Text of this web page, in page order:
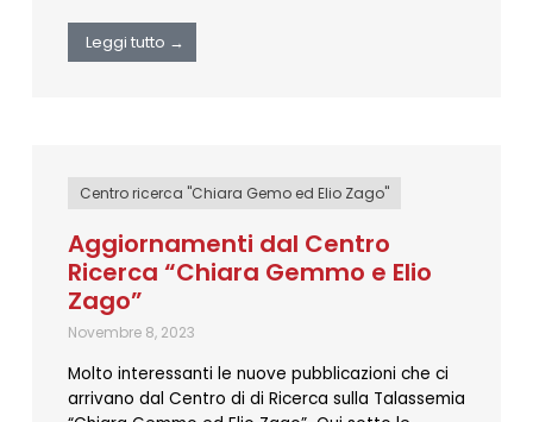
Leggi tutto →
Centro ricerca "Chiara Gemo ed Elio Zago"
Aggiornamenti dal Centro
Ricerca “Chiara Gemmo e Elio
Zago”
Novembre 8, 2023
Molto interessanti le nuove pubblicazioni che ci
arrivano dal Centro di di Ricerca sulla Talassemia